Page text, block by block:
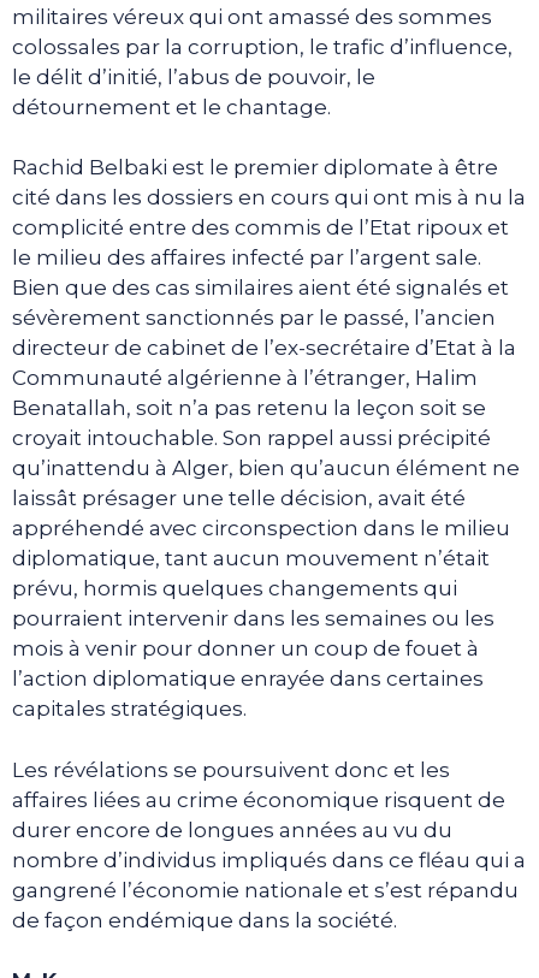
militaires véreux qui ont amassé des sommes
colossales par la corruption, le trafic d’influence,
le délit d’initié, l’abus de pouvoir, le
détournement et le chantage.
Rachid Belbaki est le premier diplomate à être
cité dans les dossiers en cours qui ont mis à nu la
complicité entre des commis de l’Etat ripoux et
le milieu des affaires infecté par l’argent sale.
Bien que des cas similaires aient été signalés et
sévèrement sanctionnés par le passé, l’ancien
directeur de cabinet de l’ex-secrétaire d’Etat à la
Communauté algérienne à l’étranger, Halim
Benatallah, soit n’a pas retenu la leçon soit se
croyait intouchable. Son rappel aussi précipité
qu’inattendu à Alger, bien qu’aucun élément ne
laissât présager une telle décision, avait été
appréhendé avec circonspection dans le milieu
diplomatique, tant aucun mouvement n’était
prévu, hormis quelques changements qui
pourraient intervenir dans les semaines ou les
mois à venir pour donner un coup de fouet à
l’action diplomatique enrayée dans certaines
capitales stratégiques.
Les révélations se poursuivent donc et les
affaires liées au crime économique risquent de
durer encore de longues années au vu du
nombre d’individus impliqués dans ce fléau qui a
gangrené l’économie nationale et s’est répandu
de façon endémique dans la société.